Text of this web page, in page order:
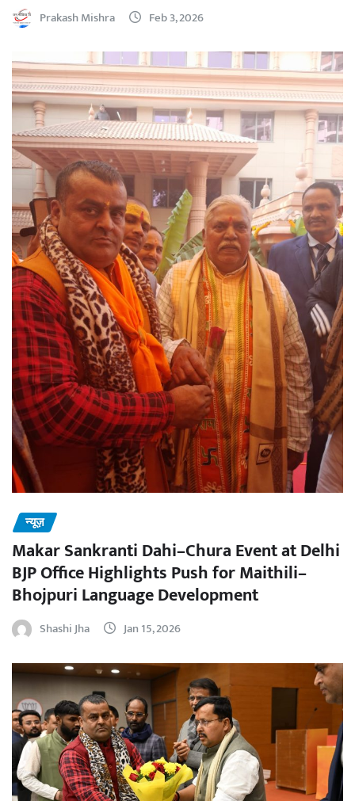
Prakash Mishra Feb 3, 2026
न्यूज़
Makar Sankranti Dahi–Chura Event at Delhi
BJP Office Highlights Push for Maithili–
Bhojpuri Language Development
Shashi Jha Jan 15, 2026